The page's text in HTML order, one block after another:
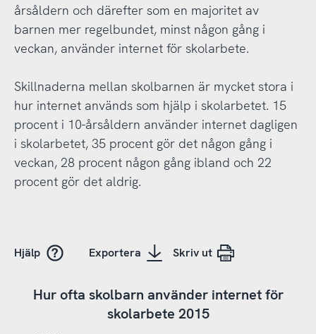
årsåldern och därefter som en majoritet av
barnen mer regelbundet, minst någon gång i
veckan, använder internet för skolarbete.
Skillnaderna mellan skolbarnen är mycket stora i
hur internet används som hjälp i skolarbetet. 15
procent i 10-årsåldern använder internet dagligen
i skolarbetet, 35 procent gör det någon gång i
veckan, 28 procent någon gång ibland och 22
procent gör det aldrig.
Hjälp Exportera Skriv ut
Hur ofta skolbarn använder internet för
skolarbete 2015